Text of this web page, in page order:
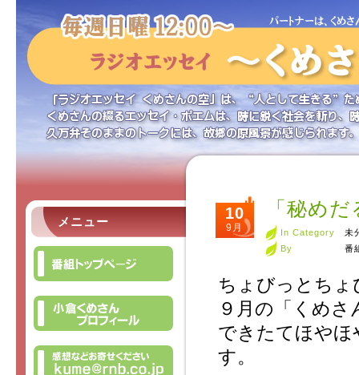
メニュー 10
9月
「秘め
In Category
未
By
番
ちょびっとち
９月の「くめ
できたてほやほ
す。